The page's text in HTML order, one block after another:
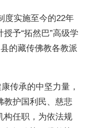
实施至今的22年
予“拓然巴”高级学
的藏传佛教各教派
传承的中坚力量，
教护国利民、慈悲
构任职，为依法规